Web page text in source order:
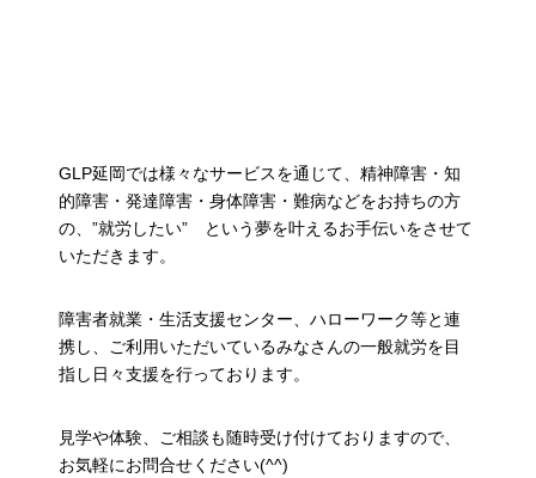
GLP延岡では様々なサービスを通じて、精神障害・知
的障害・発達障害・身体障害・難病などをお持ちの方
の、”就労したい” という夢を叶えるお手伝いをさせて
いただきます。
障害者就業・生活支援センター、ハローワーク等と連
携し、ご利用いただいているみなさんの一般就労を目
指し日々支援を行っております。
見学や体験、ご相談も随時受け付けておりますので、
お気軽にお問合せください(^^)